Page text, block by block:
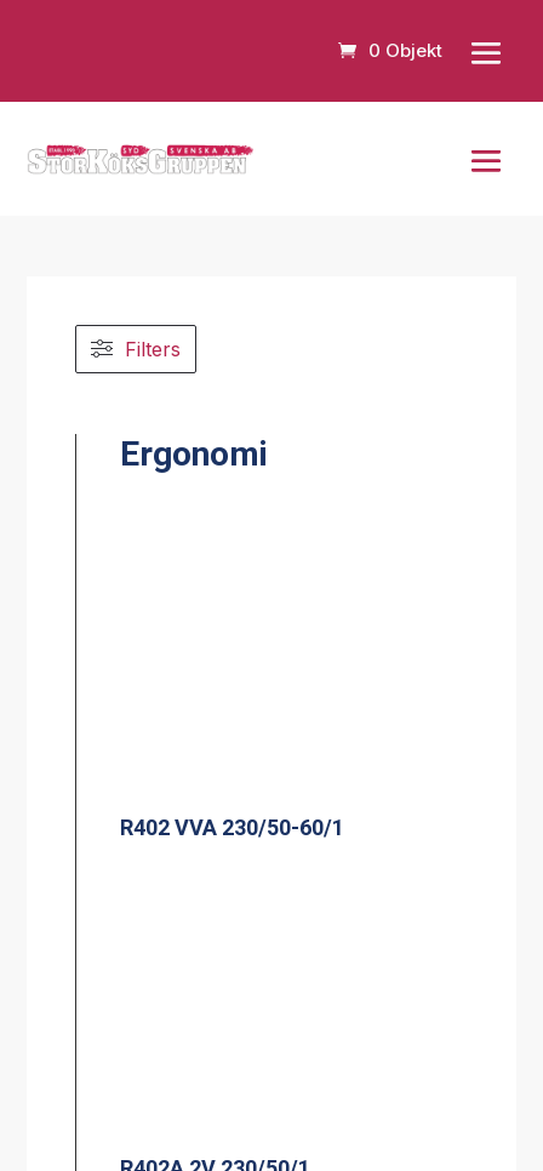
0 Objekt
Filters
Ergonomi
R402 VVA 230/50-60/1